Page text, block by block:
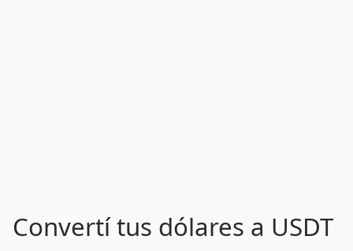
Convertí tus dólares a USDT